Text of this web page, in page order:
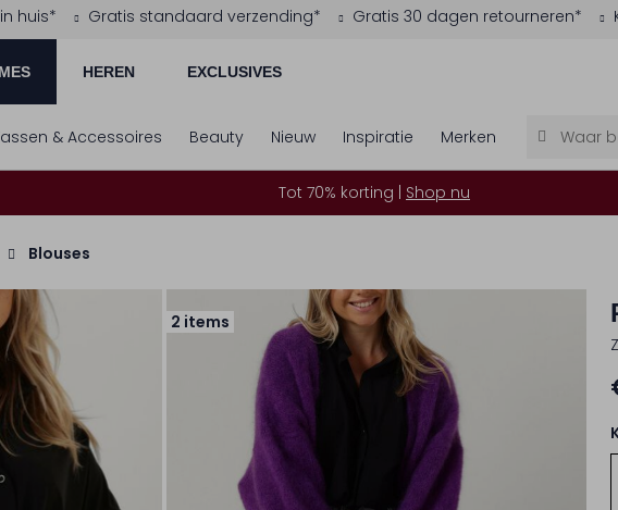
huis* Gratis standaard verzending* Gratis 30 dagen retourneren*
HEREN EXCLUSIVES
& Accessoires Beauty Nieuw Inspiratie Merken
Tot 70% korting | Shop nu
Blouses
2 items